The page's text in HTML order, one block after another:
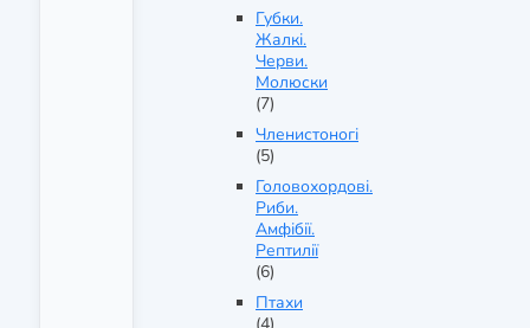
Губки.
Жалкі.
Черви.
Молюски
(7)
Членистоногі
(5)
Головохордові.
Риби.
Амфібії.
Рептилії
(6)
Птахи
(4)